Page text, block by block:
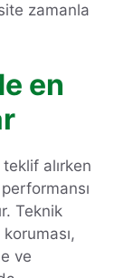
zamanla
en
alırken
Teknik
ve